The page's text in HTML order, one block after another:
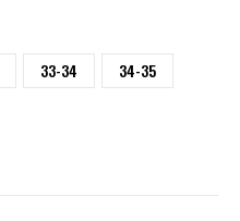
33-34
34-35